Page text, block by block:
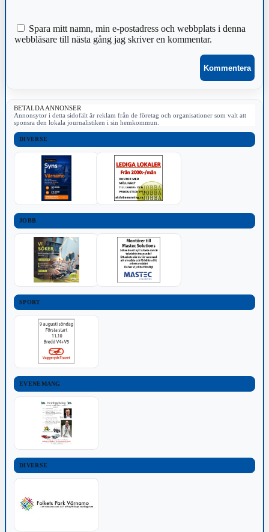
Spara mitt namn, min e-postadress och webbplats i denna
webbläsare till nästa gång jag skriver en kommentar.
BETALDA ANNONSER
Annonsytor i detta sidofält är reklam från de företag och organisationer som valt att
sponsra den lokala journalistiken i sin hemkommun.
DIVERSE
JOBB
SPORT
EVENEMANG
DIVERSE